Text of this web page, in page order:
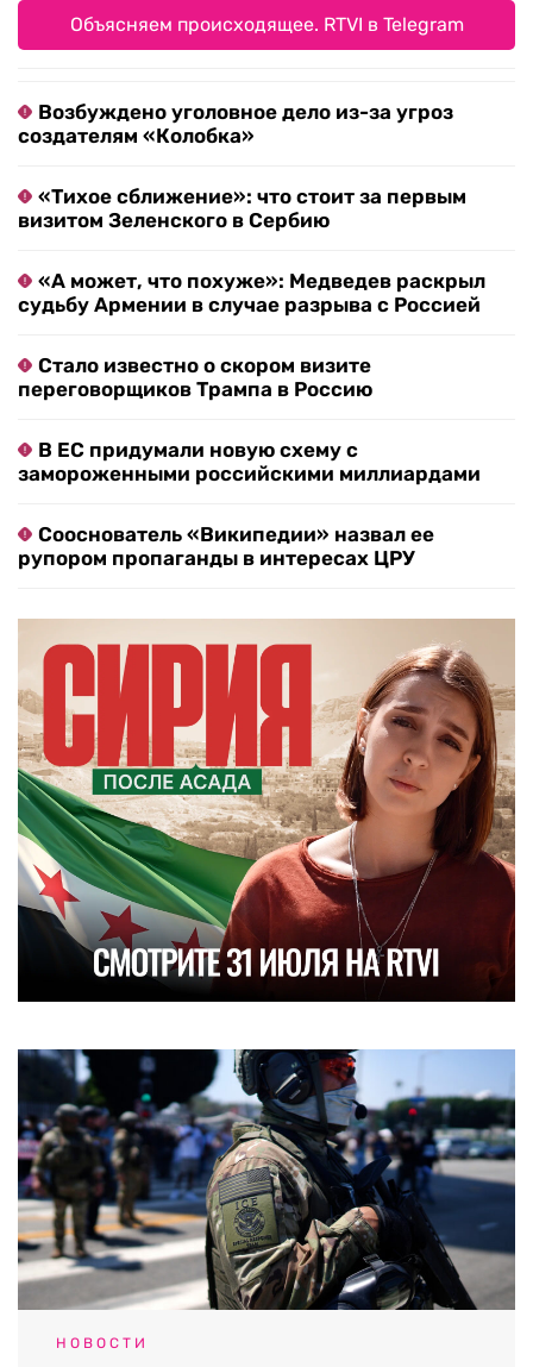
Объясняем происходящее. RTVI в Telegram
Возбуждено уголовное дело из-за угроз
создателям «Колобка»
«Тихое сближение»: что стоит за первым
визитом Зеленского в Сербию
«А может, что похуже»: Медведев раскрыл
судьбу Армении в случае разрыва с Россией
Стало известно о скором визите
переговорщиков Трампа в Россию
В ЕС придумали новую схему с
замороженными российскими миллиардами
Сооснователь «Википедии» назвал ее
рупором пропаганды в интересах ЦРУ
НОВОСТИ